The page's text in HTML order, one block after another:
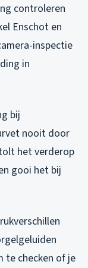
controleren
Enschot en
inspectie
in
bij
nooit door
het verderop
gooi het bij
te checken of je